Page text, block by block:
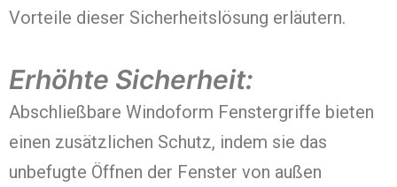
Vorteile dieser Sicherheitslösung erläutern.
Erhöhte Sicherheit:
Abschließbare Windoform Fenstergriffe bieten
einen zusätzlichen Schutz, indem sie das
unbefugte Öffnen der Fenster von außen